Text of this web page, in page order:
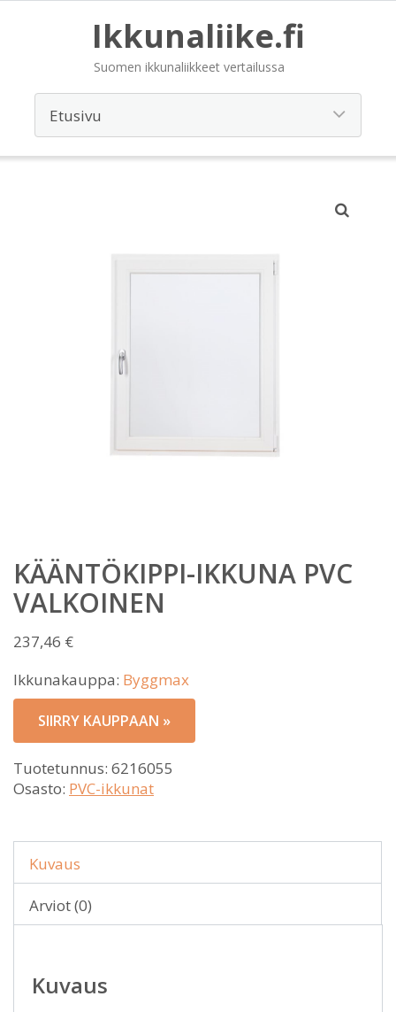
Ikkunaliike.fi
Suomen ikkunaliikkeet vertailussa
KÄÄNTÖKIPPI-IKKUNA PVC
VALKOINEN
237,46 €
Ikkunakauppa: Byggmax
SIIRRY KAUPPAAN »
Tuotetunnus: 6216055
Osasto: PVC-ikkunat
Kuvaus
Arviot (0)
Kuvaus